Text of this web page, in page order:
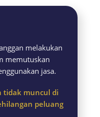
melakukan
memutuskan
jasa.
tidak muncul di
peluang